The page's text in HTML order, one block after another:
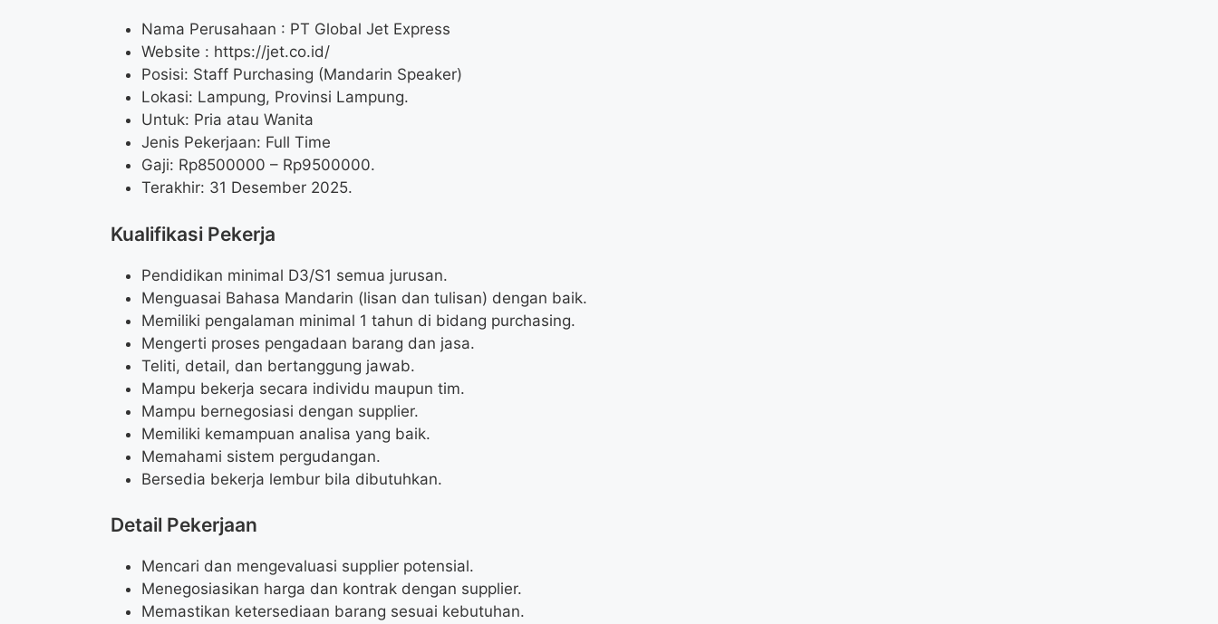
Nama Perusahaan : PT Global Jet Express
Website : https://jet.co.id/
Posisi: Staff Purchasing (Mandarin Speaker)
Lokasi: Lampung, Provinsi Lampung.
Untuk: Pria atau Wanita
Jenis Pekerjaan: Full Time
Gaji: Rp8500000 – Rp9500000.
Terakhir: 31 Desember 2025.
Kualifikasi Pekerja
Pendidikan minimal D3/S1 semua jurusan.
Menguasai Bahasa Mandarin (lisan dan tulisan) dengan baik.
Memiliki pengalaman minimal 1 tahun di bidang purchasing.
Mengerti proses pengadaan barang dan jasa.
Teliti, detail, dan bertanggung jawab.
Mampu bekerja secara individu maupun tim.
Mampu bernegosiasi dengan supplier.
Memiliki kemampuan analisa yang baik.
Memahami sistem pergudangan.
Bersedia bekerja lembur bila dibutuhkan.
Detail Pekerjaan
Mencari dan mengevaluasi supplier potensial.
Menegosiasikan harga dan kontrak dengan supplier.
Memastikan ketersediaan barang sesuai kebutuhan.